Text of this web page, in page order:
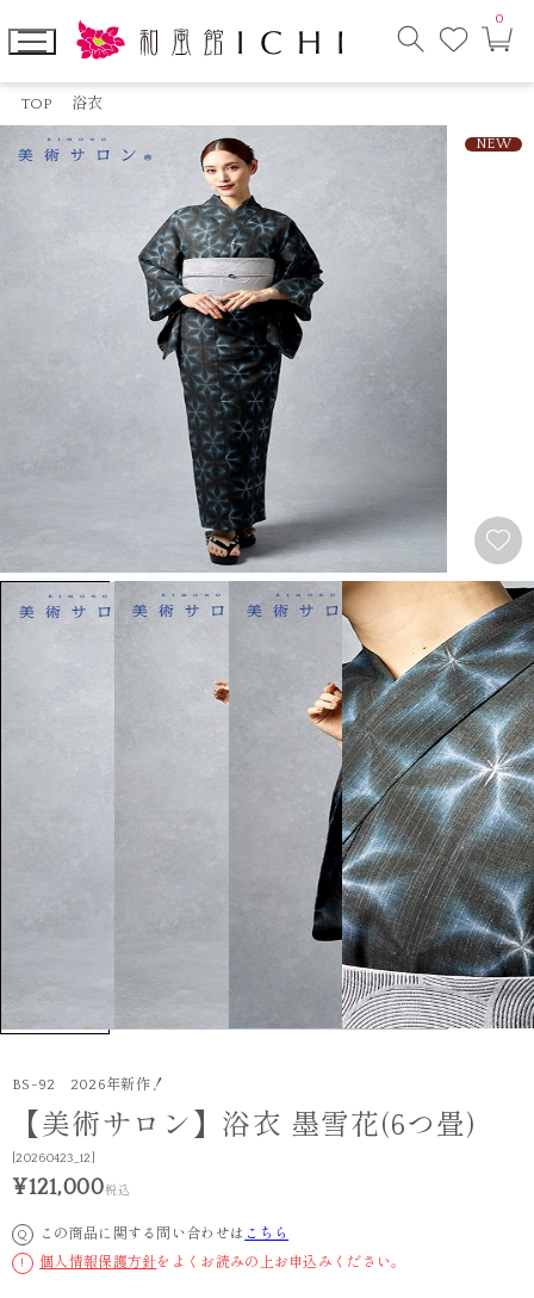
お
入
ペ
0
TOP 浴衣
NEW
BS-92 2026年新作！
【美術サロン】浴衣 墨雪花(6つ畳)
[20260423_12]
¥121,000税込
Q この商品に関する問い合わせは こちら
! 個人情報保護方針をよくお読みの上お申込みください。